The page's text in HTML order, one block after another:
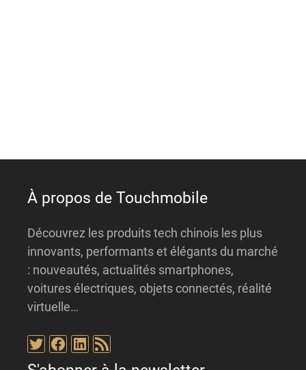
À propos de Touchmobile
Découvrez les produits tech chinois les plus
innovants, performants et élégants du marché
: nouveautés, actualités smartphones,
voitures électriques, objets connectés, réalité
virtuelle…
Twitter
Facebook
LinkedIn
Flux RSS